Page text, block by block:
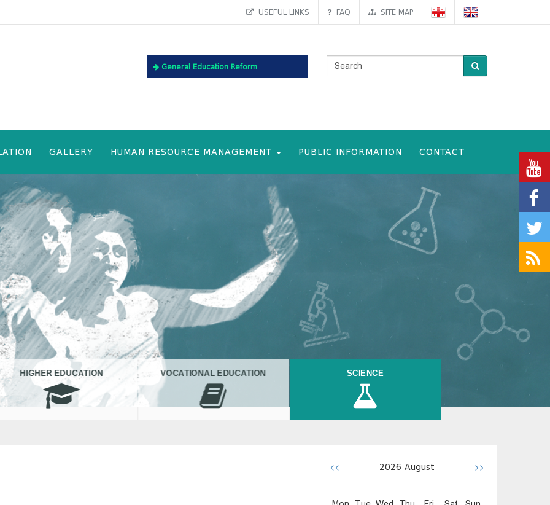
USEFUL LINKS FAQ SITE MAP
General Education Reform
GALLERY HUMAN RESOURCE MANAGEMENT PUBLIC INFORMATION CONTACT
HIGHER EDUCATION VOCATIONAL EDUCATION SCIENCE
<< 2026 August >>